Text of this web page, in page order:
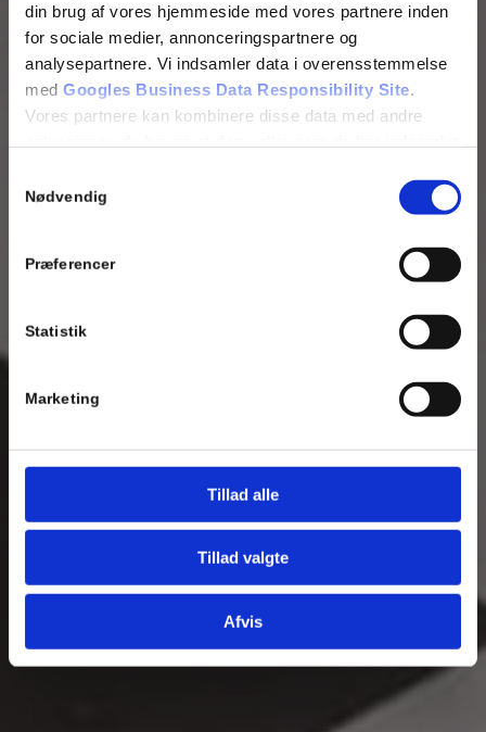
din brug af vores hjemmeside med vores partnere inden
for sociale medier, annonceringspartnere og
analysepartnere. Vi indsamler data i overensstemmelse
med Googles Business Data Responsibility Site.
Vores partnere kan kombinere disse data med andre
Se Cookie & Privatlivspolitik
Nødvendig
Præferencer
Statistik
Marketing
Tillad alle
Tillad valgte
Afvis